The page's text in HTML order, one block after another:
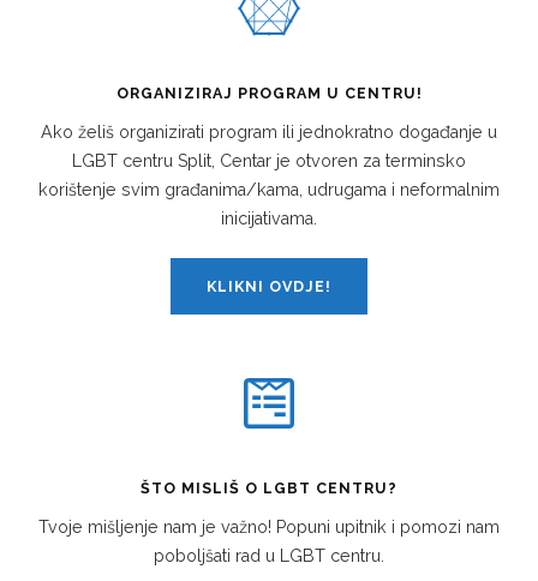
ORGANIZIRAJ PROGRAM U CENTRU!
Ako želiš organizirati program ili jednokratno događanje u
LGBT centru Split, Centar je otvoren za terminsko
korištenje svim građanima/kama, udrugama i neformalnim
inicijativama.
KLIKNI OVDJE!
ŠTO MISLIŠ O LGBT CENTRU?
Tvoje mišljenje nam je važno! Popuni upitnik i pomozi nam
poboljšati rad u LGBT centru.